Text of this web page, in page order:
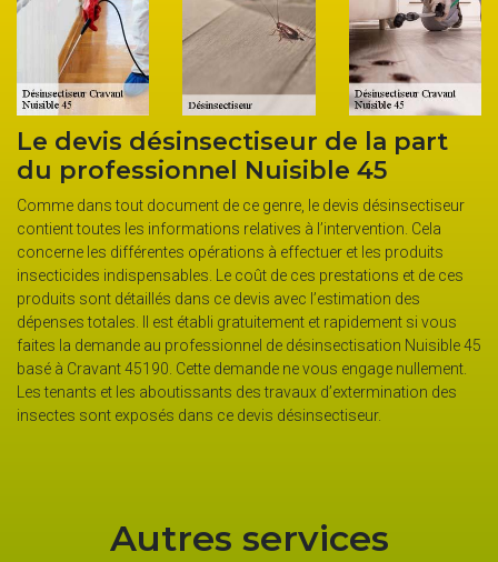
devis désinsectiseur de la part
professionnel Nuisible 45
dans tout document de ce genre, le devis désinsectiseur
toutes les informations relatives à l’intervention. Cela
les différentes opérations à effectuer et les produits
indispensables. Le coût de ces prestations et de ces
sont détaillés dans ce devis avec l’estimation des
totales. Il est établi gratuitement et rapidement si vous
la demande au professionnel de désinsectisation Nuisible 45
à Cravant 45190. Cette demande ne vous engage nullement.
et les aboutissants des travaux d’extermination des
sont exposés dans ce devis désinsectiseur.
En
insectes
emploie
Pour
Autres services